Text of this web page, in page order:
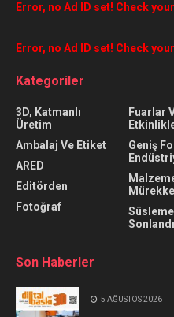
Error, no Ad ID set! Check
Error, no Ad ID set! Check
Kategoriler
3D, Katmanlı
Üretim
Ambalaj Ve Etiket
ARED
Editörden
Fotoğraf
Fuarlar
Geniş
Son Haberler
5 AĞUSTOS 2026